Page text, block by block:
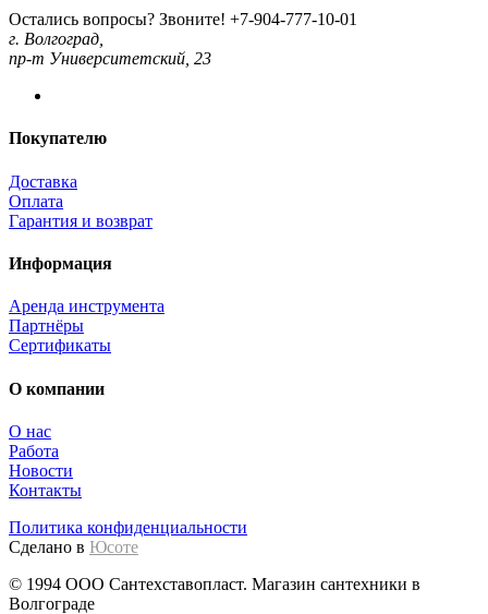
Остались вопросы? Звоните! +7-904-777-10-01
г. Волгоград,
пр-т Университетский, 23
Покупателю
Доставка
Оплата
Гарантия и возврат
Информация
Аренда инструмента
Партнёры
Сертификаты
О компании
О нас
Работа
Новости
Контакты
Политика конфиденциальности
Сделано в Юсоте
© 1994 ООО Сантехставопласт. Магазин сантехники в
Волгограде